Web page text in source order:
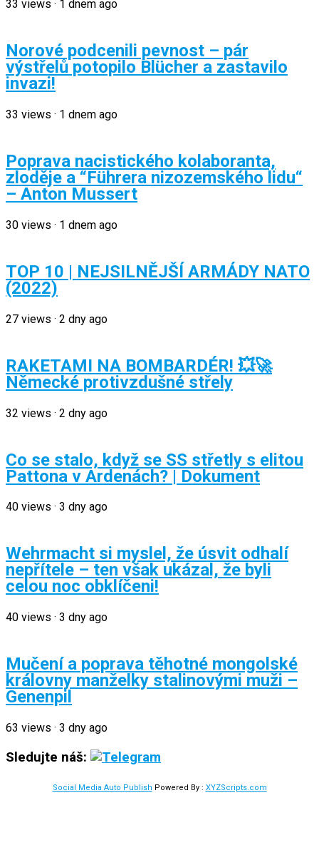
33 views · 1 dnem ago
Norové podcenili pevnost – pár
výstřelů potopilo Blücher a zastavilo
invazi!
33 views · 1 dnem ago
Poprava nacistického kolaboranta,
zloděje a “Führera nizozemského lidu“
– Anton Mussert
30 views · 1 dnem ago
TOP 10 | NEJSILNĚJŠÍ ARMÁDY NATO
(2022)
27 views · 2 dny ago
RAKETAMI NA BOMBARDÉR! 💥🚀
Německé protivzdušné střely
32 views · 2 dny ago
Co se stalo, když se SS střetly s elitou
Pattona v Ardenách? | Dokument
40 views · 3 dny ago
Wehrmacht si myslel, že úsvit odhalí
nepřítele – ten však ukázal, že byli
celou noc obklíčeni!
40 views · 3 dny ago
Mučení a poprava těhotné mongolské
královny manželky stalinovými muži –
Genenpil
63 views · 3 dny ago
Sledujte náš:
Social Media Auto Publish Powered By : XYZScripts.com